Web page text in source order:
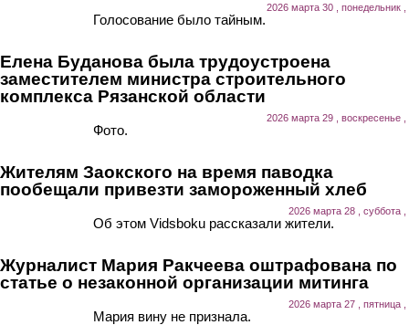
2026 марта 30 , понедельник ,
Голосование было тайным.
Елена Буданова была трудоустроена
заместителем министра строительного
комплекса Рязанской области
2026 марта 29 , воскресенье ,
Фото.
Жителям Заокского на время паводка
пообещали привезти замороженный хлеб
2026 марта 28 , суббота ,
Об этом Vidsboku рассказали жители.
Журналист Мария Ракчеева оштрафована по
статье о незаконной организации митинга
2026 марта 27 , пятница ,
Мария вину не признала.